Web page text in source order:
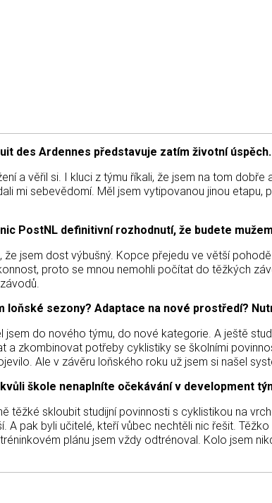
des Ardennes představuje zatím životní
a věřil si. I kluci z týmu říkali, že jsem na tom
mi sebevědomí. Měl jsem vytipovanou jinou
PostNL definitivní rozhodnutí, že budete
že jsem dost výbušný. Kopce přejedu ve větší
proto se mnou nemohli počítat do těžkých
loňské sezony? Adaptace na nové prostředí?
jsem do nového týmu, do nové kategorie. A ještě
a zkombinovat potřeby cyklistiky se školními
Ale v závěru loňského roku už jsem si našel
škole nenaplníte očekávání v development
těžké skloubit studijní povinnosti s cyklistikou na
A pak byli učitelé, kteří vůbec nechtěli nic řešit.
plánu jsem vždy odtrénoval. Kolo jsem